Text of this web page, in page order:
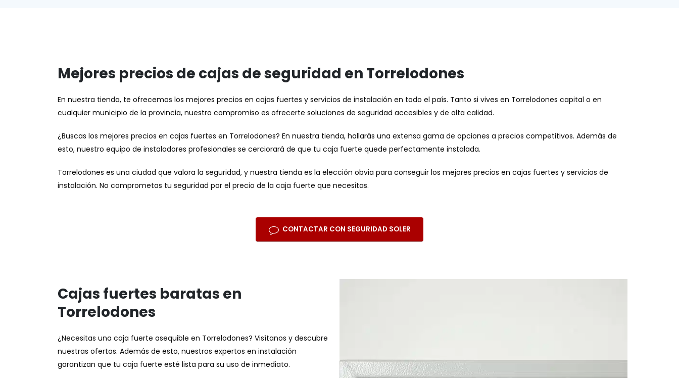
Mejores precios de cajas de seguridad en Torrelodones
En nuestra tienda, te ofrecemos los mejores precios en cajas fuertes y servicios de instalación en todo el país. Tanto si vives en Torrelodones capital o en
cualquier municipio de la provincia, nuestro compromiso es ofrecerte soluciones de seguridad accesibles y de alta calidad.
¿Buscas los mejores precios en cajas fuertes en Torrelodones? En nuestra tienda, hallarás una extensa gama de opciones a precios competitivos. Además de
esto, nuestro equipo de instaladores profesionales se cerciorará de que tu caja fuerte quede perfectamente instalada.
Torrelodones es una ciudad que valora la seguridad, y nuestra tienda es la elección obvia para conseguir los mejores precios en cajas fuertes y servicios de
instalación. No comprometas tu seguridad por el precio de la caja fuerte que necesitas.
CONTACTAR CON SEGURIDAD SOLER
Cajas fuertes baratas en
Torrelodones
¿Necesitas una caja fuerte asequible en Torrelodones? Visítanos y descubre
nuestras ofertas. Además de esto, nuestros expertos en instalación
garantizan que tu caja fuerte esté lista para su uso de inmediato.